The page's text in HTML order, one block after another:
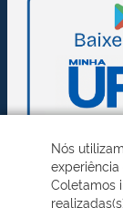
Nós
experiência
Coletamos